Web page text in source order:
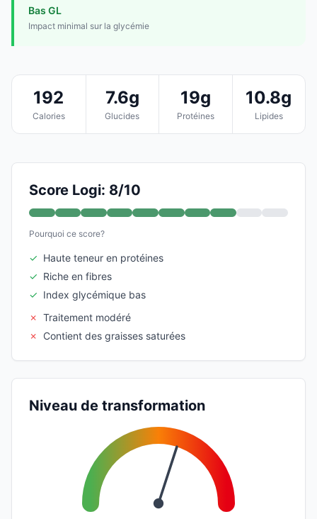
Bas GL
Impact minimal sur la glycémie
192
Calories
7.6g
Glucides
19g
Protéines
10.8g
Lipides
Score Logi: 8/10
Pourquoi ce score?
✓ Haute teneur en protéines
✓ Riche en fibres
✓ Index glycémique bas
✗ Traitement modéré
✗
Contient des graisses saturées
Niveau de transformation